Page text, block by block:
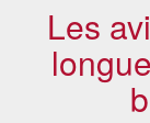
Les